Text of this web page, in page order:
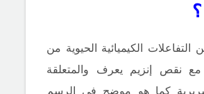
الكيميائية الحيوية من
مع نقص إنزيم يعرف والمتعلقة
كما هو موضح في الرسم